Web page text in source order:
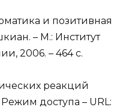
и позитивная
– М.: Институт
2006. – 464 с.
реакций
доступа – URL: